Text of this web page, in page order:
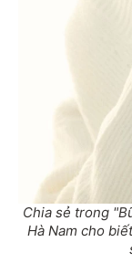
Chia sẻ trong
Hà Nam cho